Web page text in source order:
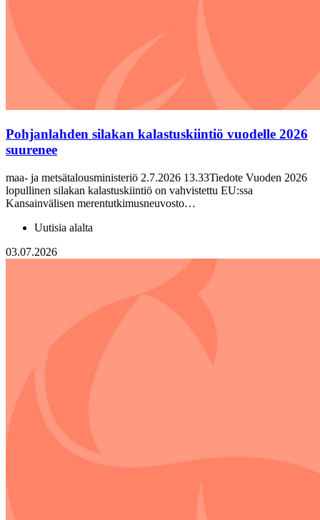
Pohjanlahden silakan kalastuskiintiö vuodelle 2026
suurenee
maa- ja metsätalousministeriö 2.7.2026 13.33Tiedote Vuoden 2026
lopullinen silakan kalastuskiintiö on vahvistettu EU:ssa
Kansainvälisen merentutkimusneuvosto…
Uutisia alalta
03.07.2026